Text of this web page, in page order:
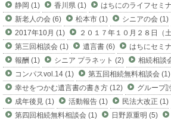
静岡 (1)
香川県 (1) はちにのライフセミ
新老人の会 (6)
松本市 (1) シニアの会 (1)
2017年10月 (1)
２０１７年１０月２８日（
第三回相談会 (1)
遺言書 (6) はちにセミ
報酬 (1)
シニア プラネット (2) 相続相談
コンパスvol.14 (1)
第五回相続無料相談会 (1)
幸せをつかむ遺言書の書き方 (12)
グループ
成年後見 (1)
活動報告 (1) 民法大改正 (1)
第四回相続無料相談会 (1)
日野原重明 (5)